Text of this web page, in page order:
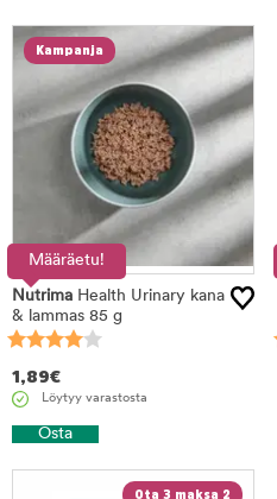
Kampanja
Määräetu!
Nutrima Health Urinary kana
& lammas 85 g
1,89€
Löytyy varastosta
Osta
Ota 3 maksa 2